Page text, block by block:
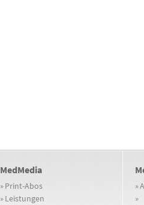
MedMedia
»Print-Abos
»Leistungen
»
»